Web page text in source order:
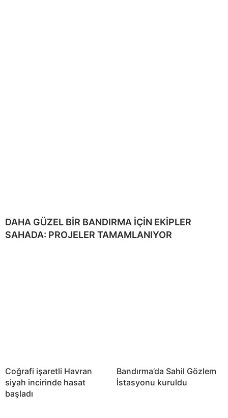
DAHA GÜZEL BİR BANDIRMA İÇİN EKİPLER
SAHADA: PROJELER TAMAMLANIYOR
Coğrafi işaretli Havran
siyah incirinde hasat
başladı
Bandırma’da Sahil Gözlem
İstasyonu kuruldu